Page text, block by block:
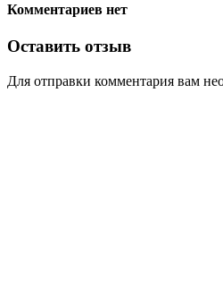
Комментариев нет
Оставить отзыв
Для отправки комментария вам